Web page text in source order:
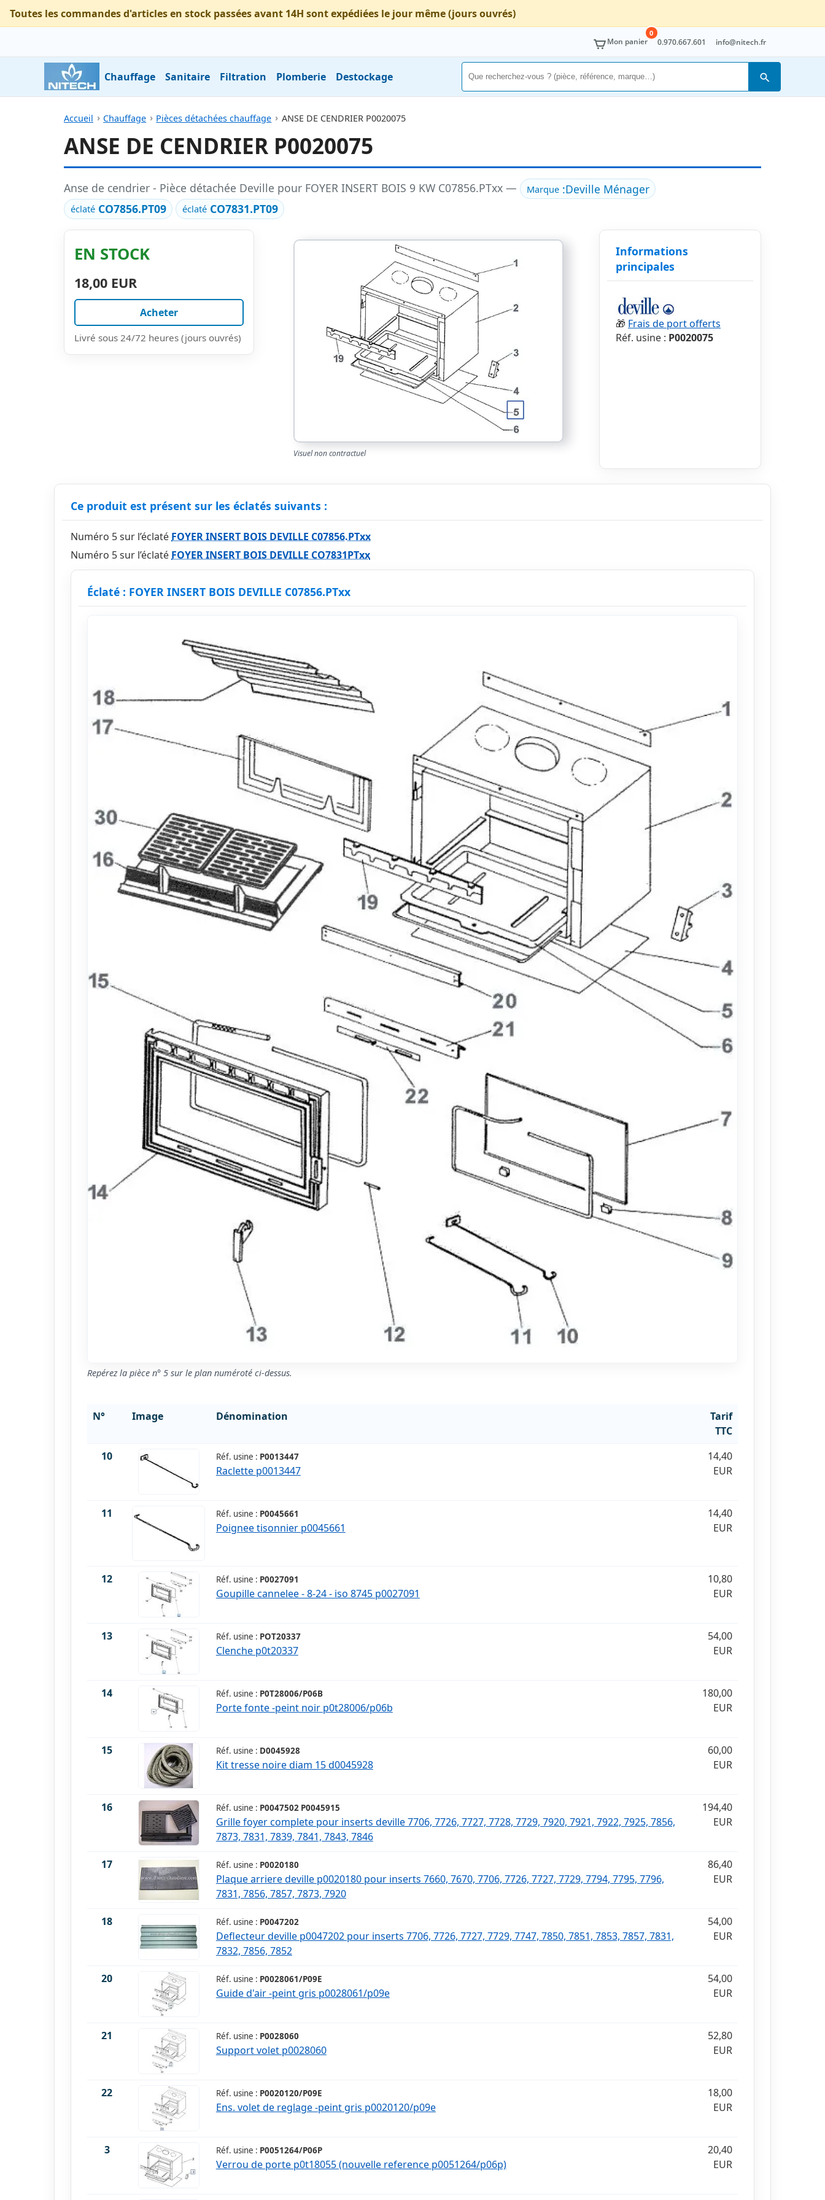
Toutes les commandes d'articles en stock passées avant 14H sont expédiées le jour même (jours ouvrés)
Mon panier
0
0.970.667.601 info@nitech.fr
Chauffage Sanitaire Filtration Plomberie Destockage
Rechercher
Accueil Chauffage Pièces détachées chauffage ANSE DE CENDRIER P0020075
ANSE DE CENDRIER P0020075
Anse de cendrier - Pièce détachée Deville pour FOYER INSERT BOIS 9 KW C07856.PTxx — Marque:Deville Ménager
éclaté CO7856.PT09 éclaté CO7831.PT09
EN STOCK
18,00 EUR
Acheter
Livré sous 24/72 heures (jours ouvrés)
Visuel non contractuel
Informations
principales
🎁 Frais de port offerts
Réf. usine : P0020075
Ce produit est présent sur les éclatés suivants :
Numéro 5 sur l’éclaté FOYER INSERT BOIS DEVILLE C07856.PTxx
Numéro 5 sur l’éclaté FOYER INSERT BOIS DEVILLE CO7831PTxx
Éclaté : FOYER INSERT BOIS DEVILLE C07856.PTxx
Repérez la pièce n° 5 sur le plan numéroté ci-dessus.
N° Image Dénomination
Tarif
TTC
10
Réf. usine : P0013447
Raclette p0013447
14,40
EUR
11 Réf. usine : P0045661
Poignee tisonnier p0045661
14,40
EUR
12 Réf. usine : P0027091
Goupille cannelee - 8-24 - iso 8745 p0027091
10,80
EUR
13 Réf. usine : POT20337
Clenche p0t20337
54,00
EUR
14 Réf. usine : P0T28006/P06B
Porte fonte -peint noir p0t28006/p06b
180,00
EUR
15 Réf. usine : D0045928
Kit tresse noire diam 15 d0045928
60,00
EUR
16 Réf. usine : P0047502 P0045915
Grille foyer complete pour inserts deville 7706, 7726, 7727, 7728, 7729, 7920, 7921, 7922, 7925, 7856,
7873, 7831, 7839, 7841, 7843, 7846
194,40
EUR
17 Réf. usine : P0020180
Plaque arriere deville p0020180 pour inserts 7660, 7670, 7706, 7726, 7727, 7729, 7794, 7795, 7796,
7831, 7856, 7857, 7873, 7920
86,40
EUR
18 Réf. usine : P0047202
Deflecteur deville p0047202 pour inserts 7706, 7726, 7727, 7729, 7747, 7850, 7851, 7853, 7857, 7831,
7832, 7856, 7852
54,00
EUR
20 Réf. usine : P0028061/P09E
Guide d'air -peint gris p0028061/p09e
54,00
EUR
21 Réf. usine : P0028060
Support volet p0028060
52,80
EUR
22 Réf. usine : P0020120/P09E
Ens. volet de reglage -peint gris p0020120/p09e
18,00
EUR
3 Réf. usine : P0051264/P06P
Verrou de porte p0t18055 (nouvelle reference p0051264/p06p)
20,40
EUR